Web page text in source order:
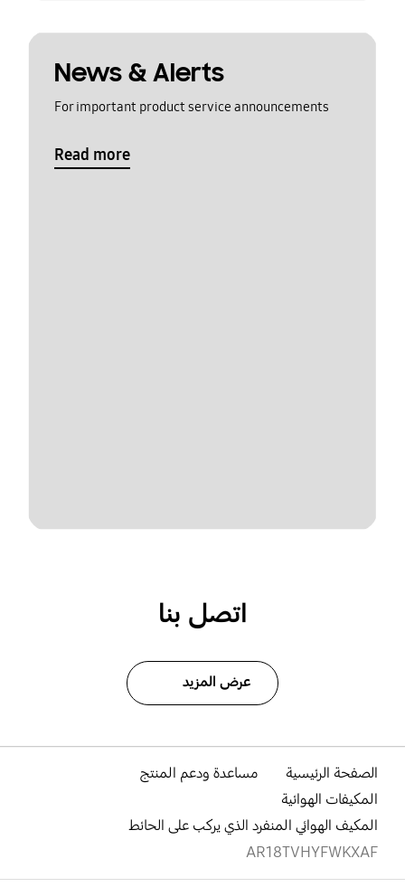
News & Alerts
For important product service announcements
Read more
اتصل بنا
عرض المزيد
الصفحة الرئيسية
مساعدة ودعم المنتج
المكيفات الهوائية
المكيف الهوائي المنفرد الذي يركب على الحائط
AR18TVHYFWKXAF